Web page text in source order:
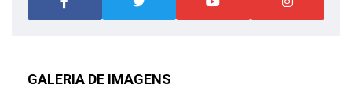
GALERIA DE IMAGENS